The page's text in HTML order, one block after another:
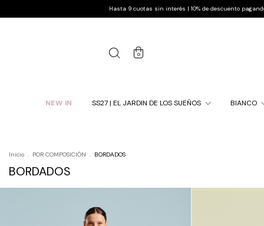
Hasta 9 cuotas sin interés | 10% de descuento pagando por transferencia | Envío
0
NEW IN SS27 | EL JARDIN DE LOS SUEÑOS BIANCO
Inicio . POR COMPOSICIÓN . BORDADOS
BORDADOS